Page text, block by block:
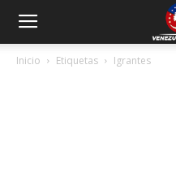
Inicio Etiquetas Igrantes